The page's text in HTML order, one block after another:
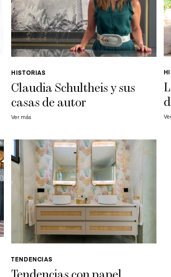
HISTORIAS
Claudia Schultheis y sus
casas de autor
Ver más
TENDENCIAS